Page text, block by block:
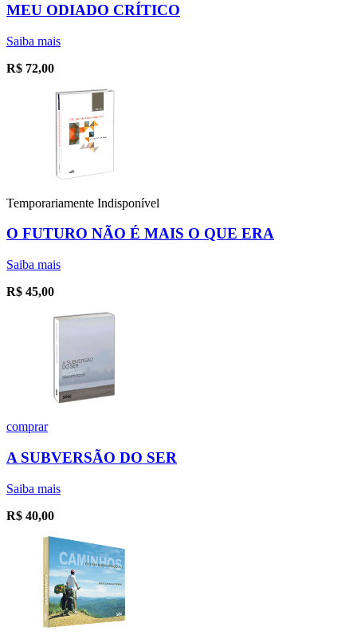
MEU ODIADO CRÍTICO
Saiba mais
R$ 72,00
Temporariamente Indisponível
O FUTURO NÃO É MAIS O QUE ERA
Saiba mais
R$ 45,00
comprar
A SUBVERSÃO DO SER
Saiba mais
R$ 40,00